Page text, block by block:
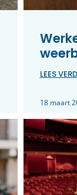
LEES
18 maart